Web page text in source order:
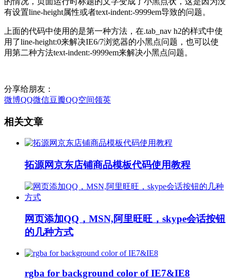
有设置line-height属性或者text-indent:-9999em导致的问题。
上面的代码中使用的是第一种方法，在.tab_nav h2的样式中使
用了line-height:0来解决IE6/7浏览器的小黑点问题，也可以使
用第二种方法text-indent:-9999em来解决小黑点问题。
分享给朋友：
微博QQ微信豆瓣QQ空间领英
相关文章
拓源网京东店铺商品模板代码使用教程
网页添加QQ，MSN,阿里旺旺，skype会话按钮
的几种方式
rgba for background color of IE7&IE8